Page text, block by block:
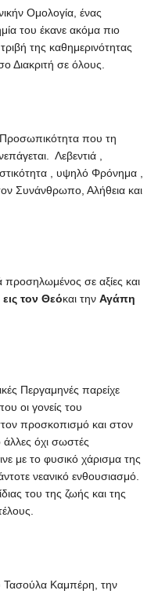
Ομολογία, ένας
του έκανε ακόμα πιο
της καθημερινότητας
Διακριτή σε όλους.
Προσωπικότητα που τη
Λεβεντιά ,
, υψηλό Φρόνημα ,
Συνάνθρωπο, Αλήθεια και
σε αξίες και
εις τον Θεόκαι την Αγάπη
Περγαμηνές παρείχε
οι γονείς του
προσκοπισμό και στον
όχι σωστές
με το φυσικό χάρισμα της
νεανικό ενθουσιασμό.
του της ζωής και της
Τασούλα Καμπέρη, την